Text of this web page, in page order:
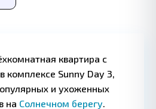
квартира с
комплексе Sunny Day 3,
и ухоженных
на Солнечном берегу.